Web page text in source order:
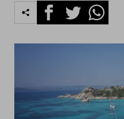
FacebookTwitterWhatsapp